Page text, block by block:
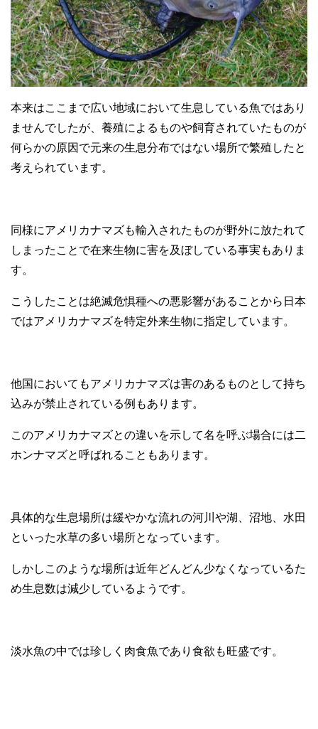
本来はここまで広い地域において生息している魚ではあり
ませんでしたが、養殖によるものや飼育されていたものが
何らかの原因で元来の生息分布ではない場所で繁殖したと
考えられています。
同様にアメリカナマズも輸入されたものが野外に放たれて
しまったことで在来生物に害を及ぼしている事実もありま
す。
こうしたことは絶滅危惧種への悪影響があることから日本
ではアメリカナマズを特定外来生物に指定しています。
他国においてもアメリカナマズは害のあるものとして持ち
込みが禁止されている例もあります。
このアメリカナマズとの違いを示して名を呼ぶ場合には二
ホンナマズと呼ばれることもあります。
具体的な生息場所は緩やかな流れの河川や湖、沼地、水田
といった水草の多い場所となっています。
しかしこのような場所は近年どんどん少なくなっているた
め生息数は減少しているようです。
淡水魚の中では珍しく肉食魚であり食欲も旺盛です。